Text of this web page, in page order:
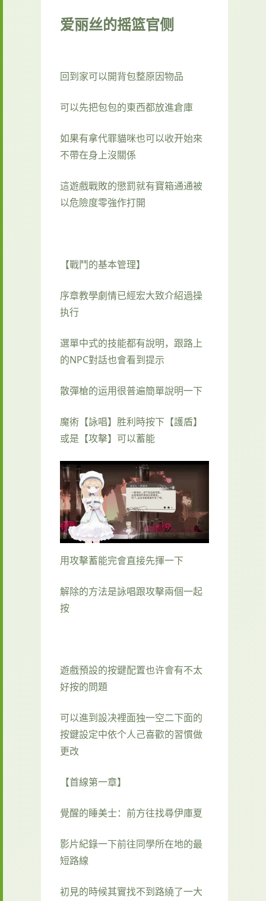
爱丽丝的摇篮官侧
回到家可以開背包整原因物品
可以先把包包的東西都放進倉庫
如果有拿代罪貓咪也可以收开始來
不帶在身上沒關係
這遊戲戰敗的懲罰就有寶箱通通被
以危險度零強作打開
【戰鬥的基本管理】
序章教學劇情已經宏大致介紹過操
执行
選單中式的技能都有說明，跟路上
的NPC對話也會看到提示
散彈槍的运用很普遍簡單說明一下
魔術【詠唱】胜利時按下【護盾】
或是【攻擊】可以蓄能
用攻擊蓄能完會直接先揮一下
解除的方法是詠唱跟攻擊兩個一起
按
遊戲預設的按鍵配置也许會有不太
好按的問題
可以進到設决裡面独一空二下面的
按鍵設定中依个人己喜歡的習慣做
更改
【首線第一章】
覺醒的睡美士：前方往找尋伊庫夏
影片紀錄一下前往同學所在地的最
短路線
初見的時候其實找不到路繞了一大